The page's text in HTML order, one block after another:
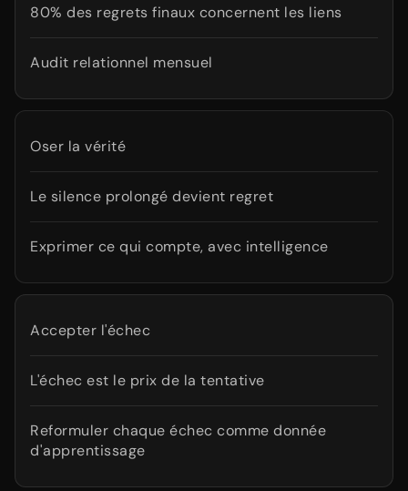
80% des regrets finaux concernent les liens
Audit relationnel mensuel
Oser la vérité
Le silence prolongé devient regret
Exprimer ce qui compte, avec intelligence
Accepter l'échec
L'échec est le prix de la tentative
Reformuler chaque échec comme donnée
d'apprentissage